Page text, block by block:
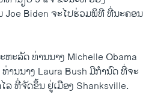
Biden ຈະໄປຮ່ວມພິທີ ທີ່ນະຄອນ
ະລັດ ທ່ານນາງ Michelle Obama
ານນາງ Laura Bush ມີກຳນົດ ທີ່ຈະ
ລ ທີ່ຈັດຂຶ້ນ ຢູ່ເມືອງ Shanksville.